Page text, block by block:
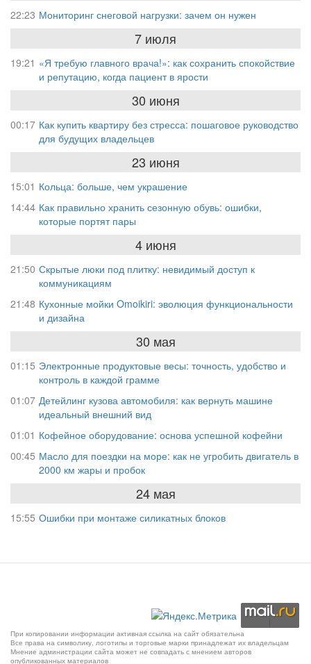
22:23 Мониторинг снеговой нагрузки: зачем он нужен
7 июля
19:21 «Я требую главного врача!»: как сохранить спокойствие
и репутацию, когда пациент в ярости
30 июня
00:17 Как купить квартиру без стресса: пошаговое руководство
для будущих владельцев
23 июня
15:01 Кольца: больше, чем украшение
14:44 Как правильно хранить сезонную обувь: ошибки,
которые портят пары
4 июня
21:50 Скрытые люки под плитку: невидимый доступ к
коммуникациям
21:48 Кухонные мойки Omoikiri: эволюция функциональности
и дизайна
30 мая
01:15 Электронные продуктовые весы: точность, удобство и
контроль в каждой грамме
01:07 Детейлинг кузова автомобиля: как вернуть машине
идеальный внешний вид
01:01 Кофейное оборудование: основа успешной кофейни
00:45 Масло для поездки на море: как не угробить двигатель в
2000 км жары и пробок
24 мая
15:55 Ошибки при монтаже силикатных блоков
При копировании информации активная ссылка на сайт обязательна
Все права на символику, логотипы и торговые марки принадлежат их владельцам
Мнение администрации сайта может не совпадать с мнением авторов
опубликованных материалов